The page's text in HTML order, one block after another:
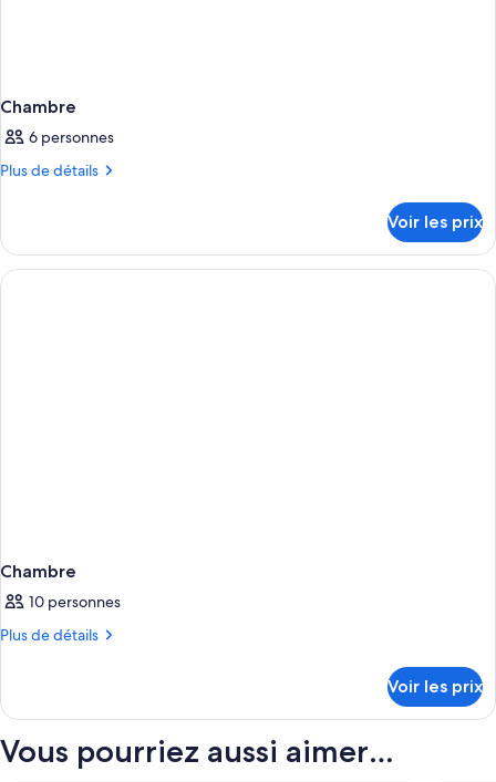
Chambre
6 personnes
Plus de détails
Plus
le
type
de
Voir les prix
Chambre
10 personnes
Plus de détails
Plus
le
de
Voir les prix
Vous pourriez aussi aimer…